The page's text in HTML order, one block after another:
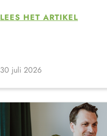
LEES HET ARTIKEL
30 juli 2026